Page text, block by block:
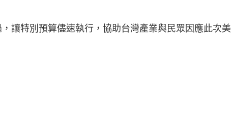
讓特別預算儘速執行，協助台灣產業與民眾因應此次美